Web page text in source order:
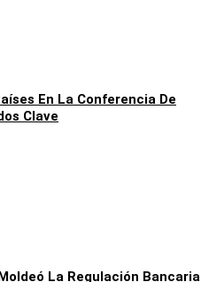
En La Conferencia De
Clave
La Regulación Bancaria